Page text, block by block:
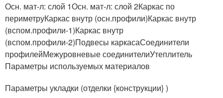
Осн. мат-л: слой 1Осн. мат-л: слой 2Каркас по
периметруКаркас внутр (осн.профили)Каркас внутр
(вспом.профили-1)Каркас внутр
(вспом.профили-2)Подвесы каркасаСоединители
профилейМежуровневые соединителиУтеплитель
Параметры используемых материалов
Параметры укладки (отделки {конструкции} )